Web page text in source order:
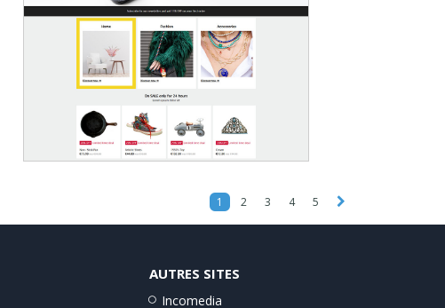
1 2 3 4 5
AUTRES SITES
Incomedia